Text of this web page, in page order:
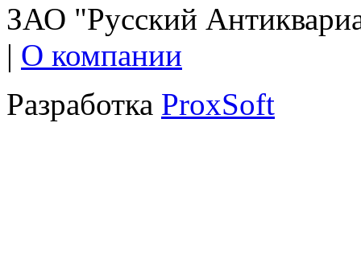
ЗАО "Русский
| О компании
Разработка ProxSoft